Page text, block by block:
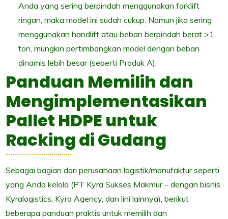
Anda yang sering berpindah menggunakan forklift
ringan, maka model ini sudah cukup. Namun jika sering
menggunakan handlift atau beban berpindah berat >1
ton, mungkin pertimbangkan model dengan beban
dinamis lebih besar (seperti Produk A).
Panduan Memilih dan
Mengimplementasikan
Pallet HDPE untuk
Racking di Gudang
Sebagai bagian dari perusahaan logistik/manufaktur seperti
yang Anda kelola (PT Kyra Sukses Makmur – dengan bisnis
Kyralogistics, Kyra Agency, dan lini lainnya), berikut
beberapa panduan praktis untuk memilih dan